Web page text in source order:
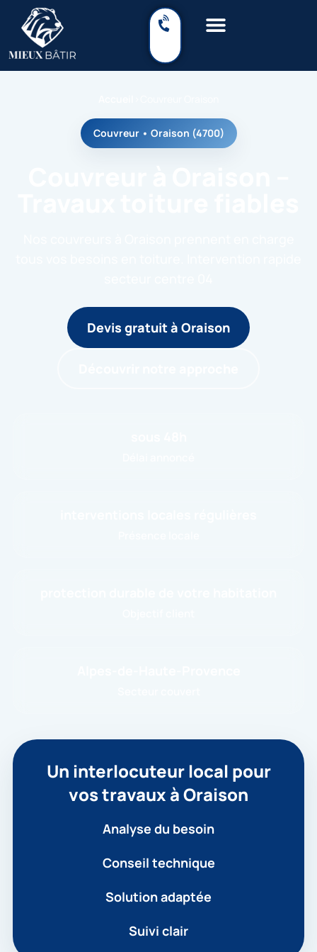
Couvreur • Oraison (4700)
Devis gratuit à Oraison
Un interlocuteur local pour
vos travaux à Oraison
Analyse du besoin
Conseil technique
Solution adaptée
Suivi clair